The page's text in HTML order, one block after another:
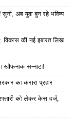
अब युवा बुन रहे भविष्य
विकास की नई इबारत लिख
खौफनाक सन्नाटा!
का करारा प्रहार
को लेकर केस दर्ज,